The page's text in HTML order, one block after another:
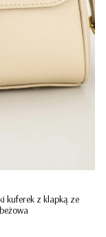
kuferek z klapką ze